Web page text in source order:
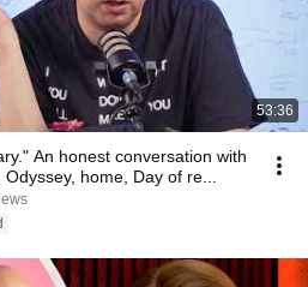
53:36
An honest conversation with
home, Day of re...